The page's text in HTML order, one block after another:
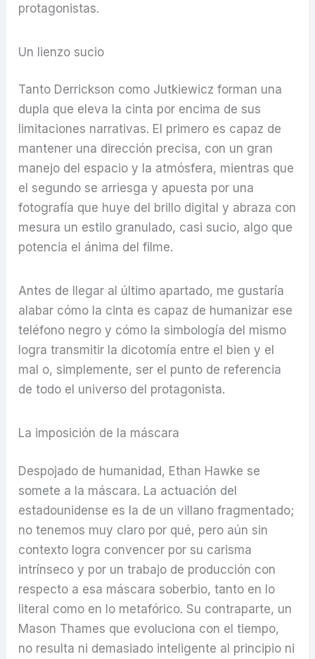
protagonistas.
Un lienzo sucio
Tanto Derrickson como Jutkiewicz forman una
dupla que eleva la cinta por encima de sus
limitaciones narrativas. El primero es capaz de
mantener una dirección precisa, con un gran
manejo del espacio y la atmósfera, mientras que
el segundo se arriesga y apuesta por una
fotografía que huye del brillo digital y abraza con
mesura un estilo granulado, casi sucio, algo que
potencia el ánima del filme.
Antes de llegar al último apartado, me gustaría
alabar cómo la cinta es capaz de humanizar ese
teléfono negro y cómo la simbología del mismo
logra transmitir la dicotomía entre el bien y el
mal o, simplemente, ser el punto de referencia
de todo el universo del protagonista.
La imposición de la máscara
Despojado de humanidad, Ethan Hawke se
somete a la máscara. La actuación del
estadounidense es la de un villano fragmentado;
no tenemos muy claro por qué, pero aún sin
contexto logra convencer por su carisma
intrínseco y por un trabajo de producción con
respecto a esa máscara soberbio, tanto en lo
literal como en lo metafórico. Su contraparte, un
Mason Thames que evoluciona con el tiempo,
no resulta ni demasiado inteligente al principio ni